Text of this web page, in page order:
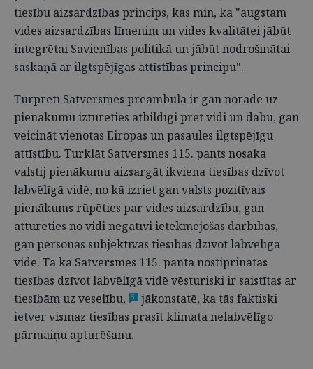
tiesību aizsardzības princips, kas min, ka "augstam
vides aizsardzības līmenim un vides kvalitātei jābūt
integrētai Savienības politikā un jābūt nodrošinātai
saskaņā ar ilgtspējīgas attīstības principu".
Turpretī Satversmes preambulā ir gan norāde uz
pienākumu izturēties atbildīgi pret vidi un dabu, gan
veicināt vienotas Eiropas un pasaules ilgtspējīgu
attīstību. Turklāt Satversmes 115. pants nosaka
valstij pienākumu aizsargāt ikviena tiesības dzīvot
labvēlīgā vidē, no kā izriet gan valsts pozitīvais
pienākums rūpēties par vides aizsardzību, gan
atturēties no vidi negatīvi ietekmējošas darbības,
gan personas subjektīvās tiesības dzīvot labvēlīgā
vidē. Tā kā Satversmes 115. pantā nostiprinātās
tiesības dzīvot labvēlīgā vidē vēsturiski ir saistītas ar
tiesībām uz veselību,
5
jākonstatē, ka tās faktiski
ietver vismaz tiesības prasīt klimata nelabvēlīgo
pārmaiņu apturēšanu.